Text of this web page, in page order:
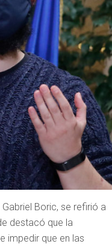
Boric, se refirió a
destacó que la
impedir que en las